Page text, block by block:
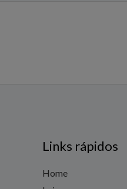
Links rápidos
Home